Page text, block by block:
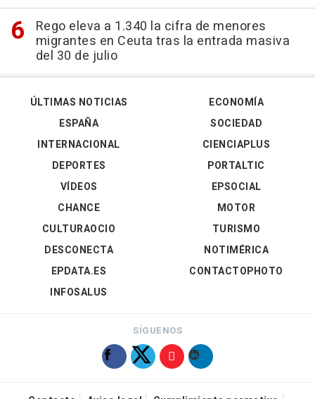
Rego eleva a 1.340 la cifra de menores
migrantes en Ceuta tras la entrada masiva
del 30 de julio
ÚLTIMAS NOTICIAS
ESPAÑA
INTERNACIONAL
DEPORTES
VÍDEOS
ECONOMÍA
SOCIEDAD
CIENCIAPLUS
PORTALTIC
EPSOCIAL
CHANCE
CULTURAOCIO
DESCONECTA
EPDATA.ES
INFOSALUS
MOTOR
TURISMO
NOTIMÉRICA
CONTACTOPHOTO
SÍGUENOS